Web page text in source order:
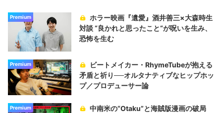
Premium
ホラー映画『遺愛』酒井善三×大森時生
対談 “良かれと思ったこと“が呪いを生み、
恐怖を生む
Premium
ビートメイカー・RhymeTubeが抱える
矛盾と祈り──オルタナティブなヒップホッ
プ／プロデューサー論
Premium
中南米の“Otaku”と海賊版漫画の破局